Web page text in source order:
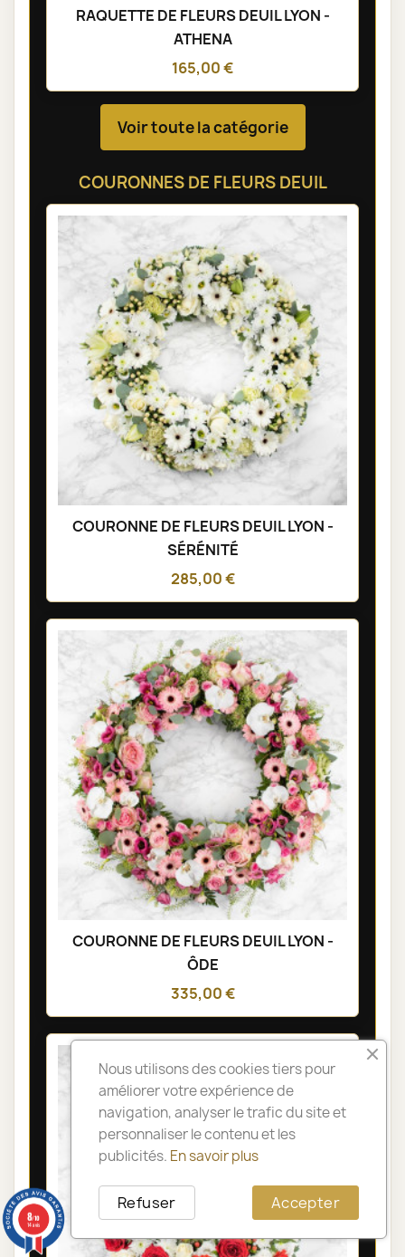
RAQUETTE DE FLEURS DEUIL LYON -
ATHENA
165,00 €
Voir toute la catégorie
COURONNES DE FLEURS DEUIL
COURONNE DE FLEURS DEUIL LYON -
SÉRÉNITÉ
285,00 €
COURONNE DE FLEURS DEUIL LYON -
ÔDE
335,00 €
Nous utilisons des cookies tiers pour
améliorer votre expérience de
navigation, analyser le trafic du site et
personnaliser le contenu et les
publicités. En savoir plus
Accepter
Refuser
8/10
14 avis